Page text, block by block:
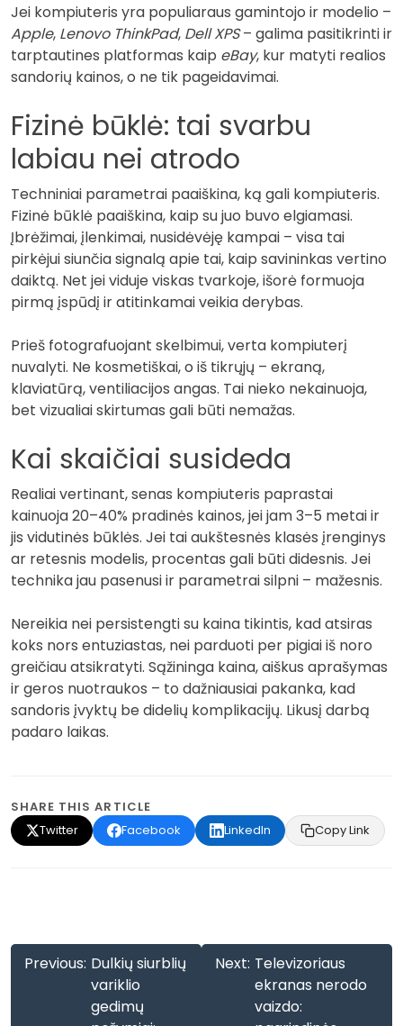
Jei kompiuteris yra populiaraus gamintojo ir modelio –
Apple, Lenovo ThinkPad, Dell XPS– galima pasitikrinti ir
tarptautines platformas kaip eBay, kur matyti realios
sandorių kainos, o ne tik pageidavimai.
Fizinė būklė: tai svarbu
labiau nei atrodo
Techniniai parametrai paaiškina, ką gali kompiuteris.
Fizinė būklė paaiškina, kaip su juo buvo elgiamasi.
Įbrėžimai, įlenkimai, nusidėvėję kampai – visa tai
pirkėjui siunčia signalą apie tai, kaip savininkas vertino
daiktą. Net jei viduje viskas tvarkoje, išorė formuoja
pirmą įspūdį ir atitinkamai veikia derybas.
Prieš fotografuojant skelbimui, verta kompiuterį
nuvalyti. Ne kosmetiškai, o iš tikrųjų – ekraną,
klaviatūrą, ventiliacijos angas. Tai nieko nekainuoja,
bet vizualiai skirtumas gali būti nemažas.
Kai skaičiai susideda
Realiai vertinant, senas kompiuteris paprastai
kainuoja 20–40% pradinės kainos, jei jam 3–5 metai ir
jis vidutinės būklės. Jei tai aukštesnės klasės įrenginys
ar retesnis modelis, procentas gali būti didesnis. Jei
technika jau pasenusi ir parametrai silpni – mažesnis.
Nereikia nei persistengti su kaina tikintis, kad atsiras
koks nors entuziastas, nei parduoti per pigiai iš noro
greičiau atsikratyti. Sąžininga kaina, aiškus aprašymas
ir geros nuotraukos – to dažniausiai pakanka, kad
sandoris įvyktų be didelių komplikacijų. Likusį darbą
padaro laikas.
SHARE THIS ARTICLE
Twitter
Facebook LinkedIn Copy Link
Navigacija
Previous: Dulkių siurblių
variklio
gedimų
Next: Televizoriaus
ekranas nerodo
vaizdo: